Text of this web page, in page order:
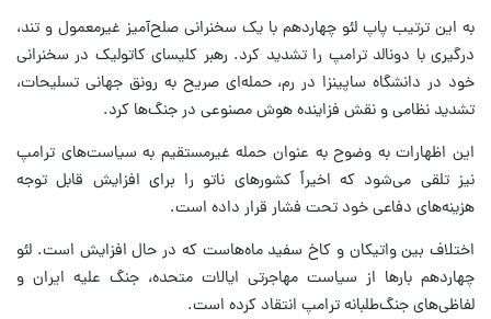
به این ترتیب پاپ لئو چهاردهم با یک سخنرانی صلح‌آمیز غیرمعمول و تند،
درگیری با دونالد ترامپ را تشدید کرد. رهبر کلیسای کاتولیک در سخنرانی
خود در دانشگاه ساپینزا در رم، حمله‌ای صریح به رونق جهانی تسلیحات،
تشدید نظامی و نقش فزاینده هوش مصنوعی در جنگ‌ها کرد.
این اظهارات به وضوح به عنوان حمله غیرمستقیم به سیاست‌های ترامپ
نیز تلقی می‌شود که اخیراً کشورهای ناتو را برای افزایش قابل توجه
هزینه‌های دفاعی خود تحت فشار قرار داده است.
اختلاف بین واتیکان و کاخ سفید ماه‌هاست که در حال افزایش است. لئو
چهاردهم بارها از سیاست مهاجرتی ایالات متحده، جنگ علیه ایران و
لفاظی‌های جنگ‌طلبانه ترامپ انتقاد کرده است.